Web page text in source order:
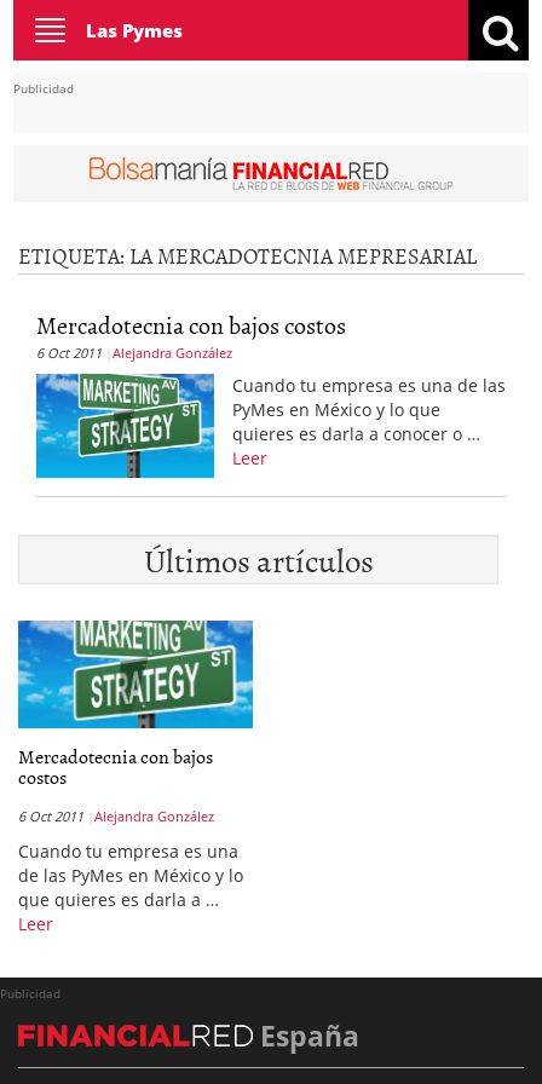
Toggle
navigation
Las Pymes
Publicidad
ETIQUETA: LA MERCADOTECNIA MEPRESARIAL
Mercadotecnia con bajos costos
6 Oct 2011 Alejandra González
Cuando tu empresa es una de las
PyMes en México y lo que
quieres es darla a conocer o …
Leer
Últimos artículos
Mercadotecnia con bajos
costos
6 Oct 2011 Alejandra González
Cuando tu empresa es una
de las PyMes en México y lo
que quieres es darla a …
Leer
Publicidad
España